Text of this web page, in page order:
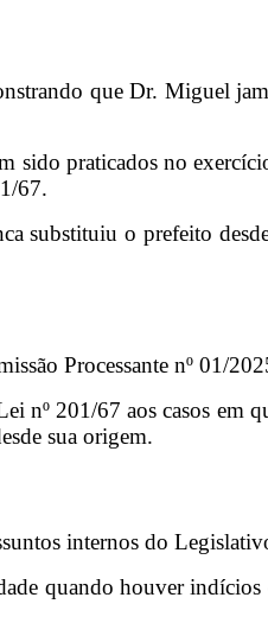
que Dr. Miguel
sido praticados no
67.
substituiu o prefeito
Processante nº 01/
nº 201/67 aos casos em
sua origem.
internos do
quando houver